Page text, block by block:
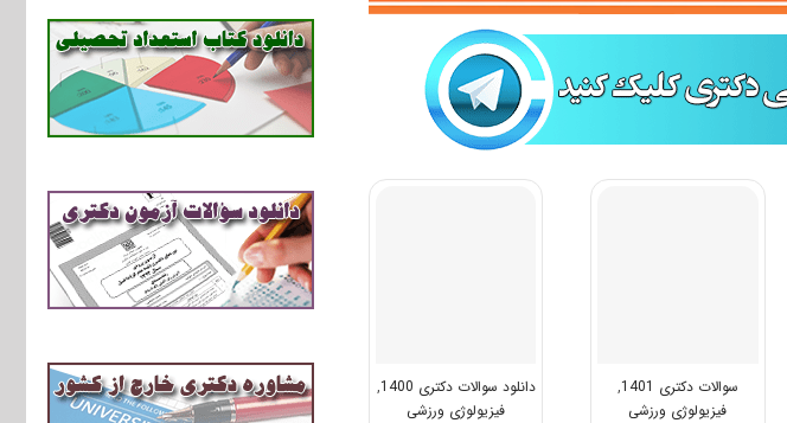
سوالات دکتری 1401
,
فیزیولوژی ورزشی
دانلود سوالات دکتری 1400
,
فیزیولوژی ورزشی